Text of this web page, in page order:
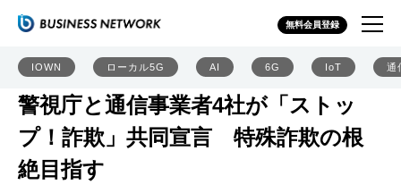
無料会員登録
IOWN ローカル5G AI 6G IoT 通
警視庁と通信事業者4社が「ストッ
プ！詐欺」共同宣言 特殊詐欺の根
絶目指す